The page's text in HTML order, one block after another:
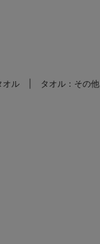
オル タオル：その他